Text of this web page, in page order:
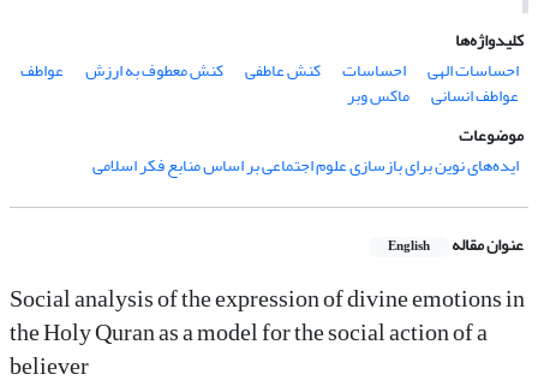
کلیدواژه‌ها
احساسات الهی
احساسات کنش عاطفی کنش معطوف به ارزش عواطف
عواطف انسانی
ماکس وبر
موضوعات
ایده‌های نوین برای بازسازی علوم اجتماعی بر اساس منابع فکر اسلامی
عنوان مقاله English
Social analysis of the expression of divine emotions in
the Holy Quran as a model for the social action of a
believer